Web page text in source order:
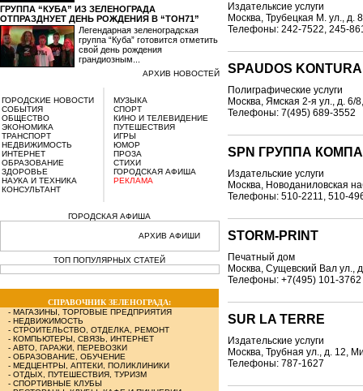
ГРУППА “КУБА” ИЗ ЗЕЛЕНОГРАДА
ОТПРАЗДНУЕТ ДЕНЬ РОЖДЕНИЯ В “ТОН71”
Легендарная зеленоградская
группа “Куба” готовится отметить
свой день рождения
грандиозным...
АРХИВ НОВОСТЕЙ
ГОРОДСКИЕ НОВОСТИ
СОБЫТИЯ
ОБЩЕСТВО
ЭКОНОМИКА
ТРАНСПОРТ
НЕДВИЖИМОСТЬ
ИНТЕРНЕТ
ОБРАЗОВАНИЕ
ЗДОРОВЬЕ
НАУКА И ТЕХНИКА
КОНСУЛЬТАНТ
МУЗЫКА
СПОРТ
КИНО И ТЕЛЕВИДЕНИЕ
ПУТЕШЕСТВИЯ
ИГРЫ
ЮМОР
ПРОЗА
СТИХИ
ГОРОДСКАЯ АФИША
РЕКЛАМА
ГОРОДСКАЯ АФИША
АРХИВ АФИШИ
ТОП ПОПУЛЯРНЫХ СТАТЕЙ
СПРАВОЧНИК ЗЕЛЕНОГРАДА:
- МАГАЗИНЫ, ТОРГОВЫЕ ПРЕДПРИЯТИЯ
- НЕДВИЖИМОСТЬ
- СТРОИТЕЛЬСТВО, ОТДЕЛКА, РЕМОНТ
- КОМПЬЮТЕРЫ, СВЯЗЬ, ИНТЕРНЕТ
- АВТО, ГАРАЖИ, ПЕРЕВОЗКИ
- ОБРАЗОВАНИЕ, ОБУЧЕНИЕ
- МЕДЦЕНТРЫ, АПТЕКИ, ПОЛИКЛИНИКИ
- ОТДЫХ, ПУТЕШЕСТВИЯ, ТУРИЗМ
- СПОРТИВНЫЕ КЛУБЫ
Издательксие услуги
Москва, Трубецкая М. ул., д. 8
Телефоны: 242-7522, 245-
SPAUDOS
Полиграфические услуги
Москва, Ямская 2-я ул., д. 6/
Телефоны: 7(495) 689-3552
SPN ГРУППА
Издательские услуги
Москва, Новоданиловская
Телефоны: 510-2211, 510-
STORM-PRINT
Печатный дом
Москва, Сущевский Вал ул.,
Телефоны: +7(495) 101-3762
SUR LA TERRE
Издательские услуги
Москва, Трубная ул., д. 12,
Телефоны: 787-1627